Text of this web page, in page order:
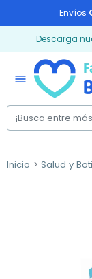
Envíos
Descarga
menu
Inicio Salud y